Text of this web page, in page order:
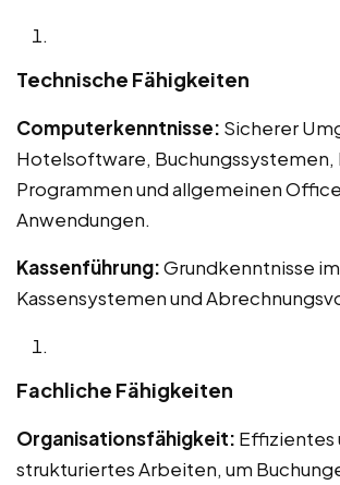
Technische Fähigkeiten
Computerkenntnisse: Sicherer
Hotelsoftware, Buchungssystemen,
Programmen und allgemeinen
Anwendungen.
Kassenführung:Grundkenntnisse
Kassensystemen und
Fachliche Fähigkeiten
Organisationsfähigkeit: Effizientes
strukturiertes Arbeiten, um